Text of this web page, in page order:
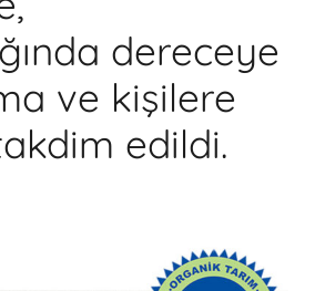
dereceye
ve kişilere
edildi.